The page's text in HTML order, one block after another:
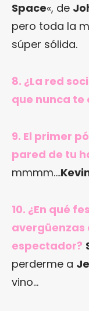
Space«, de
pero toda la
súper sólida.
8. ¿La red
que nunca te
9. El primer
pared de tu
mmmm….
10. ¿En qué
avergüenzas
espectador?
perderme a
vino…